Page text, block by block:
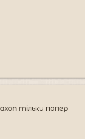
тільки попер